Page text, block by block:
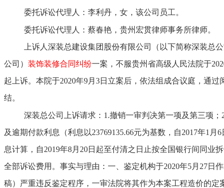
委托诉讼代理人：李利丹，女，该公司员工。
委托诉讼代理人：蔡春艳，贵州宏贯律师事务所律师。
上诉人深装总建设集团股份有限公司（以下简称深装总
公司） 装饰装修合同纠纷一案，不服贵州省高级人民法院于
起上诉。本院于2020年9月3日立案后，依法组成合议庭，通
结。
深装总公司上诉请求：1.撤销一审判决第一项及第三项
及逾期付款利息（利息以23769135.66元为基数，自2017年1
息计算，自2019年8月20日起至付清之日止按全国银行间同业
全部诉讼费用。事实与理由：一、鉴定机构于2020年5月27日
稿）严重违反鉴定程序，一审法院将其作为本案工程造价的